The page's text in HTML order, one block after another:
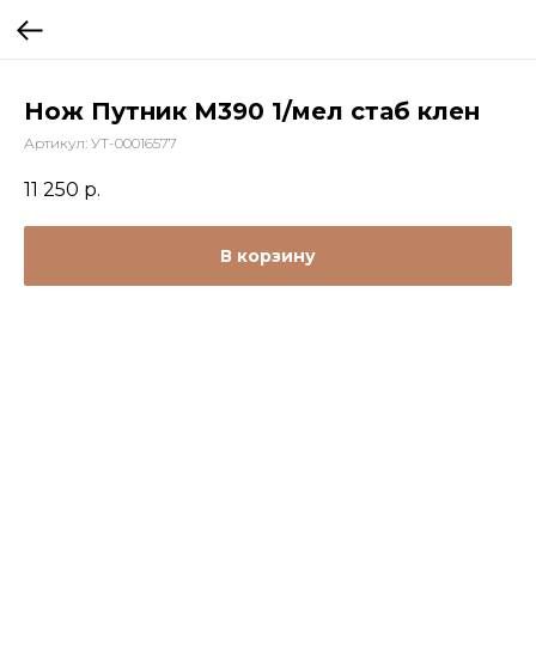
Нож Путник М390 1/мел стаб клен
Артикул: УТ-00016577
11 250 р.
В корзину